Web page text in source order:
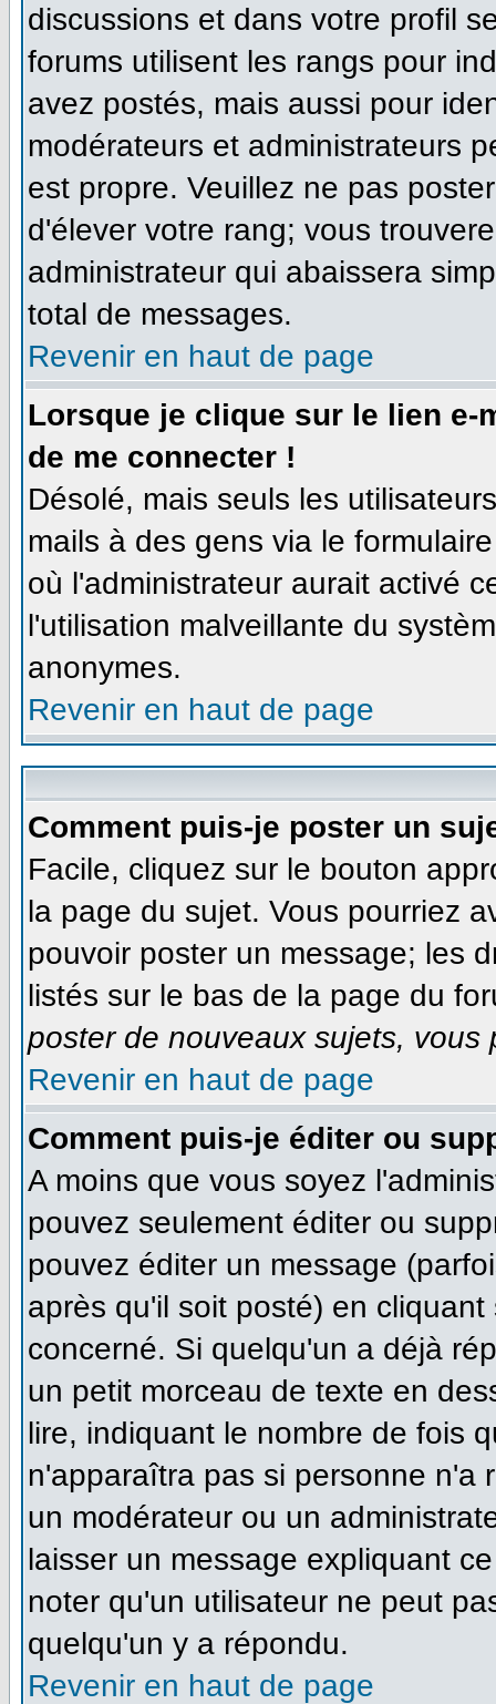
discussions et dans votre profil
forums utilisent les rangs pour
avez postés, mais aussi pour
modérateurs et administrateurs
est propre. Veuillez ne pas
d'élever votre rang; vous
administrateur qui abaissera
total de messages.
Revenir en haut de page
Lorsque je clique sur le lien e-
de me connecter !
Désolé, mais seuls les
mails à des gens via le
où l'administrateur aurait activé
l'utilisation malveillante du
anonymes.
Revenir en haut de page
Comment puis-je poster un
Facile, cliquez sur le bouton
la page du sujet. Vous pourriez
pouvoir poster un message; les
listés sur le bas de la page du
poster de nouveaux sujets, vous
Revenir en haut de page
Comment puis-je éditer ou
A moins que vous soyez
pouvez seulement éditer ou
pouvez éditer un message
après qu'il soit posté) en
concerné. Si quelqu'un a déjà
un petit morceau de texte en
lire, indiquant le nombre de fois
n'apparaîtra pas si personne n'a
un modérateur ou un
laisser un message expliquant
noter qu'un utilisateur ne peut
quelqu'un y a répondu.
Revenir en haut de page